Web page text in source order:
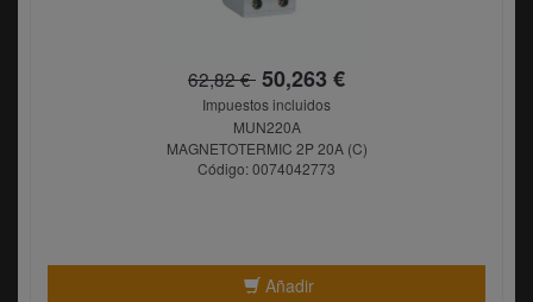
62,82 € 50,263 €
Impuestos incluidos
MUN220A
MAGNETOTERMIC 2P 20A (C)
Código: 0074042773
Añadir